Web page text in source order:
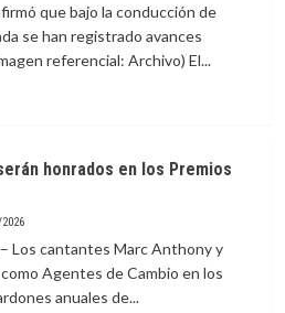
que bajo la conducción de
se han registrado avances
referencial: Archivo) El...
honrados en los Premios
Los cantantes Marc Anthony y
Agentes de Cambio en los
anuales de...